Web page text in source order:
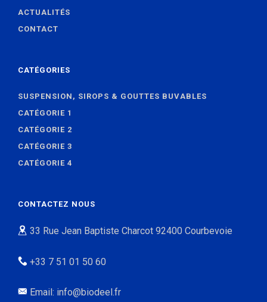
ACTUALITÉS
CONTACT
CATÉGORIES
SUSPENSION, SIROPS & GOUTTES BUVABLES
CATÉGORIE 1
CATÉGORIE 2
CATÉGORIE 3
CATÉGORIE 4
CONTACTEZ NOUS
33 Rue Jean Baptiste Charcot 92400 Courbevoie
+33 7 51 01 50 60
Email: info@biodeel.fr